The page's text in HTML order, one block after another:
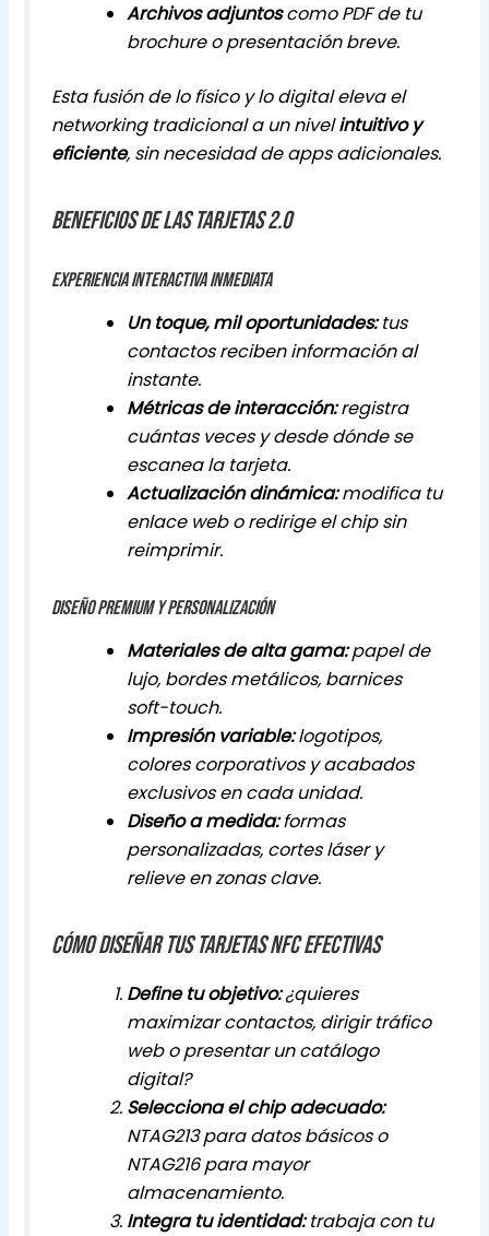
Archivos adjuntoscomo PDF de tu
brochure o presentación breve.
Esta fusión de lo físico y lo digital eleva el
networking tradicional a un nivelintuitivo y
eficiente, sin necesidad de apps adicionales.
Beneficios de las tarjetas 2.0
Experiencia interactiva inmediata
Un toque, mil oportunidades:tus
contactos reciben información al
instante.
Métricas de interacción:registra
cuántas veces y desde dónde se
escanea la tarjeta.
Actualización dinámica:modifica tu
enlace web o redirige el chip sin
reimprimir.
Diseño premium y personalización
Materiales de alta gama:papel de
lujo, bordes metálicos, barnices
soft-touch.
Impresión variable:logotipos,
colores corporativos y acabados
exclusivos en cada unidad.
Diseño a medida:formas
personalizadas, cortes láser y
relieve en zonas clave.
Cómo diseñar tus tarjetas NFC efectivas
Define tu objetivo:¿quieres
maximizar contactos, dirigir tráfico
web o presentar un catálogo
digital?
Selecciona el chip adecuado:
NTAG213 para datos básicos o
NTAG216 para mayor
almacenamiento.
Integra tu identidad:trabaja con tu